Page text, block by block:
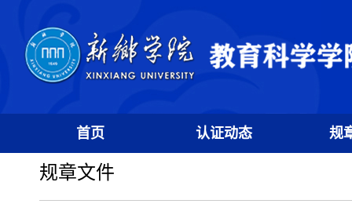
首页 认证动态 规
规章文件